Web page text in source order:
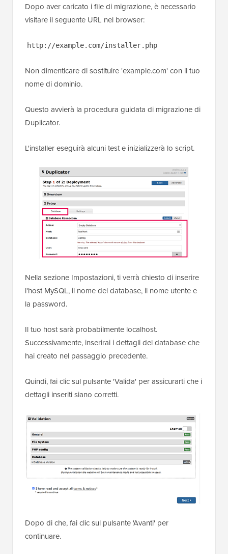
Dopo aver caricato i file di migrazione, è necessario
visitare il seguente URL nel browser:
http://example.com/installer.php
Non dimenticare di sostituire 'example.com' con il tuo
nome di dominio.
Questo avvierà la procedura guidata di migrazione di
Duplicator.
L'installer eseguirà alcuni test e inizializzerà lo script.
Nella sezione Impostazioni, ti verrà chiesto di inserire
l'host MySQL, il nome del database, il nome utente e
la password.
Il tuo host sarà probabilmente localhost.
Successivamente, inserirai i dettagli del database che
hai creato nel passaggio precedente.
Quindi, fai clic sul pulsante 'Valida' per assicurarti che i
dettagli inseriti siano corretti.
Dopo di che, fai clic sul pulsante 'Avanti' per
continuare.